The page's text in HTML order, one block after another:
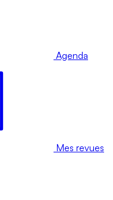
Agenda
Mes revues